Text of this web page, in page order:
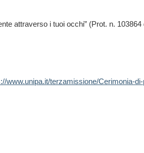
attraverso i tuoi occhi” (Prot. n.
www.unipa.it/terzamissione/Cerimonia-